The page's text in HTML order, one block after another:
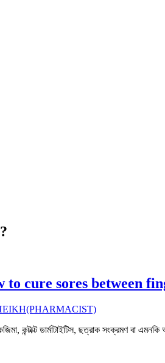
to cure sores between
কন্টাক্ট ডার্মাটাইটিস, ছত্রাক সংক্রমণ বা